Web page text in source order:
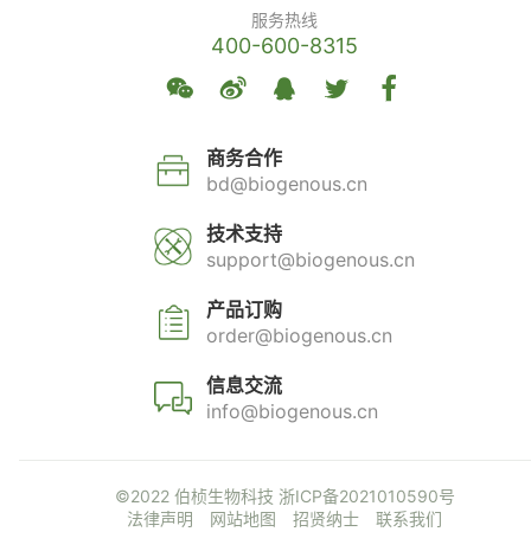
服务热线
400-600-8315
商务合作
bd@biogenous.cn
技术支持
support@biogenous.cn
产品订购
order@biogenous.cn
信息交流
info@biogenous.cn
©2022 伯桢生物科技 浙ICP备2021010590号
法律声明
网站地图 招贤纳士 联系我们